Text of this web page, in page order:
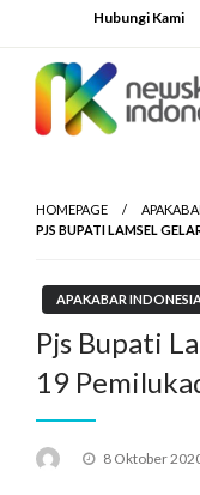
to
content
Hubungi Kami
HOMEPAGE
PJS BUPATI LAMSEL
APAKABAR INDONESIA
Pjs Bupati
19
Posted
8 Oktober